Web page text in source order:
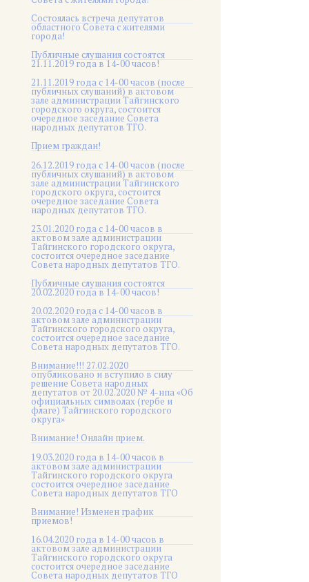
Состоялась встреча депутатов
областного Совета с жителями
города!
Публичные слушания состоятся
21.11.2019 года в 14-00 часов!
21.11.2019 года с 14-00 часов (после
публичных слушаний) в актовом
зале администрации Тайгинского
городского округа, состоится
очередное заседание Совета
народных депутатов ТГО.
Прием граждан!
26.12.2019 года с 14-00 часов (после
публичных слушаний) в актовом
зале администрации Тайгинского
городского округа, состоится
очередное заседание Совета
народных депутатов ТГО.
23.01.2020 года с 14-00 часов в
актовом зале администрации
Тайгинского городского округа,
состоится очередное заседание
Совета народных депутатов ТГО.
Публичные слушания состоятся
20.02.2020 года в 14-00 часов!
20.02.2020 года с 14-00 часов в
актовом зале администрации
Тайгинского городского округа,
состоится очередное заседание
Совета народных депутатов ТГО.
Внимание!!! 27.02.2020
опубликовано и вступило в силу
решение Совета народных
депутатов от 20.02.2020 № 4-нпа «Об
официальных символах (гербе и
флаге) Тайгинского городского
округа»
Внимание! Онлайн прием.
19.03.2020 года в 14-00 часов в
актовом зале администрации
Тайгинского городского округа
состоится очередное заседание
Совета народных депутатов ТГО
Внимание! Изменен график
приемов!
16.04.2020 года в 14-00 часов в
актовом зале администрации
Тайгинского городского округа
состоится очередное заседание
Совета народных депутатов ТГО